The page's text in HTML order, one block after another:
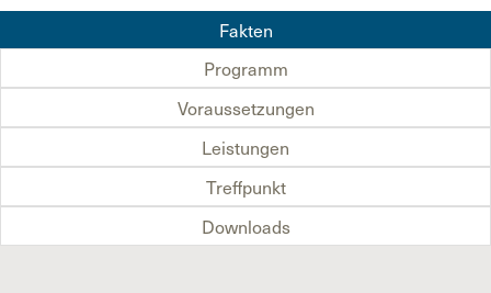
Fakten
Programm
Voraussetzungen
Leistungen
Treffpunkt
Downloads